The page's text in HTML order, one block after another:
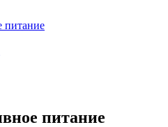
питание
питание